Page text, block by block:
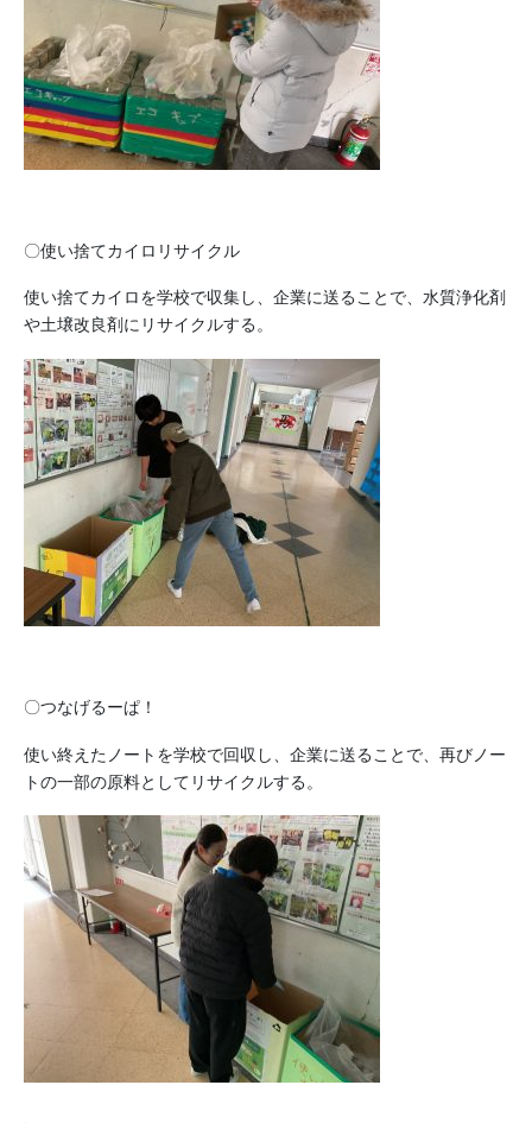
〇使い捨てカイロリサイクル
使い捨てカイロを学校で収集し、企業に送ることで、水質浄化剤
や土壌改良剤にリサイクルする。
〇つなげるーぱ！
使い終えたノートを学校で回収し、企業に送ることで、再びノー
トの一部の原料としてリサイクルする。